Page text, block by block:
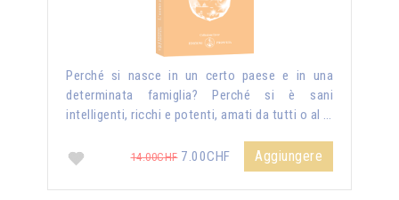
Perché si nasce in un certo paese e in una
determinata famiglia? Perché si è sani
intelligenti, ricchi e potenti, amati da tutti o al …
14.00CHF7.00CHF Aggiungere